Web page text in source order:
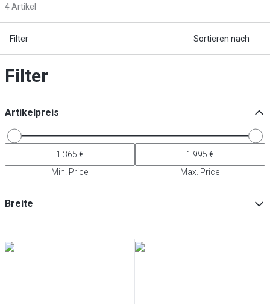
4Artikel
Filter Sortieren nach
Filter
Artikelpreis
Min. Price Max. Price
Breite